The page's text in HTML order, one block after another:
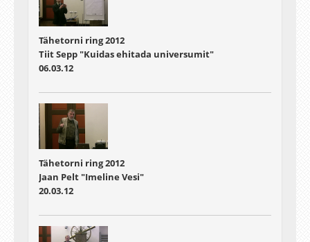
Tähetorni ring 2012
Tiit Sepp "Kuidas ehitada universumit"
06.03.12
Tähetorni ring 2012
Jaan Pelt "Imeline Vesi"
20.03.12